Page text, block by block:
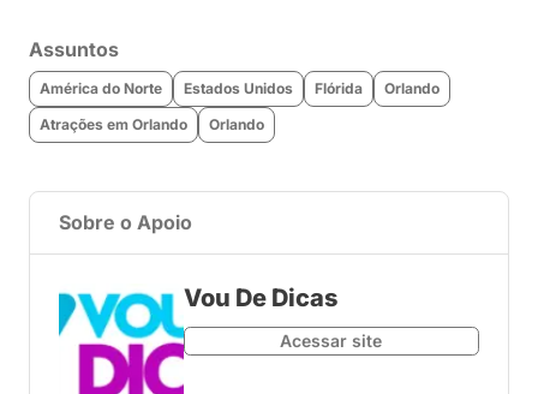
Assuntos
América do Norte Estados Unidos Flórida
Orlando
Atrações em Orlando
Orlando
Sobre o Apoio
Vou De Dicas
Acessar site